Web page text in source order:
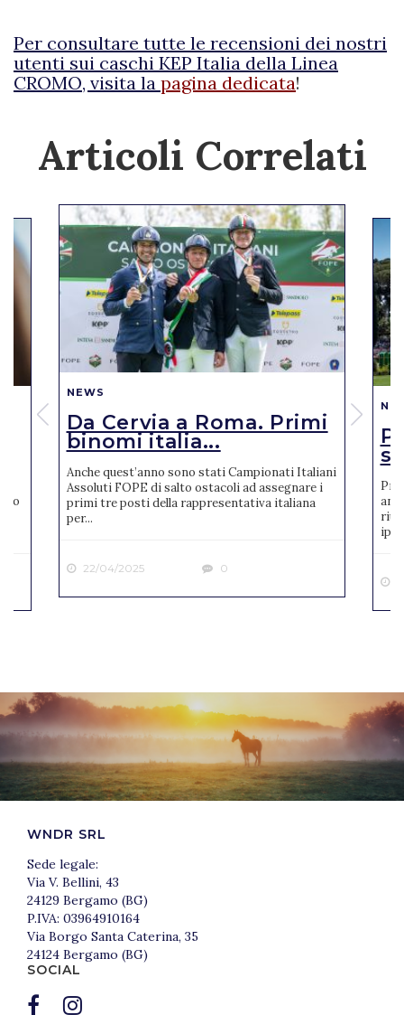
Per consultare tutte le recensioni dei nostri
utenti sui caschi KEP Italia della Linea
CROMO, visita la pagina dedicata!
Articoli Correlati
NEWS
Da Cervia a Roma. Primi
binomi italia...
Anche quest’anno sono stati Campionati Italiani
Assoluti FOPE di salto ostacoli ad assegnare i
primi tre posti della rappresentativa italiana
per...
22/04/2025 0
WNDR SRL
Sede legale:
Via V. Bellini, 43
24129 Bergamo (BG)
P.IVA: 03964910164
Via Borgo Santa Caterina, 35
24124 Bergamo (BG)
SOCIAL